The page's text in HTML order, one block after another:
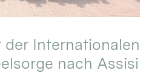
Internationalen
nach Assisi